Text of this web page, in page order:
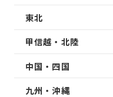
東北
甲信越・北陸
中国・四国
九州・沖縄